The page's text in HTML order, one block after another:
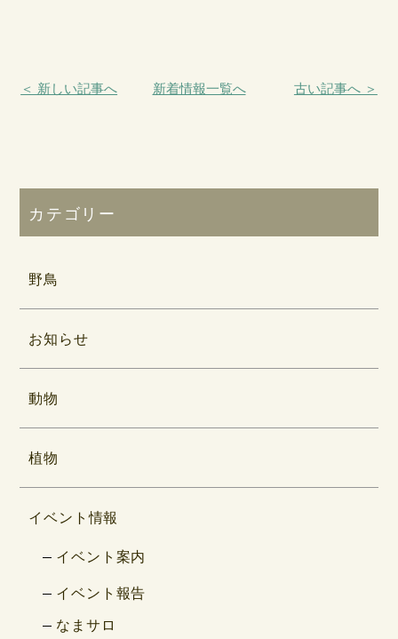
＜ 新しい記事へ 新着情報一覧へ 古い記事へ ＞
カテゴリー
野鳥
お知らせ
動物
植物
イベント情報
イベント案内
イベント報告
なまサロ